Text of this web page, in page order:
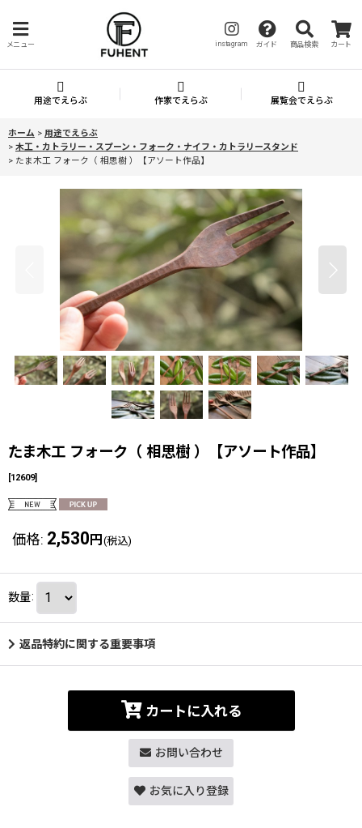
メニュー instagram ガイド 商品検索 カート
用途でえらぶ 作家でえらぶ 展覧会でえらぶ
ホーム > 用途でえらぶ
> 木工・カトラリー・スプーン・フォーク・ナイフ・カトラリースタンド
> たま木工 フォーク（ 相思樹 ）【アソート作品】
たま木工 フォーク（ 相思樹 ）【アソート作品】
[12609]
価格: 2,530 円 (税込)
数量:
返品特約に関する重要事項
カートに入れる
お問い合わせ
お気に入り登録